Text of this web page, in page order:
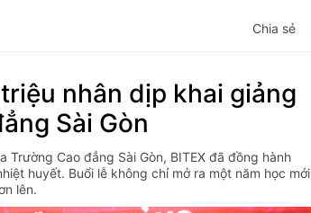
Chia sẻ
nhân dịp khai giảng
Sài Gòn
Cao đẳng Sài Gòn, BITEX đã đồng hành
huyết. Buổi lễ không chỉ mở ra một năm học mới
lên.